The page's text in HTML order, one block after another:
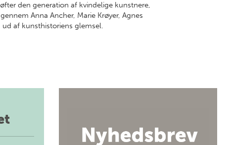
den generation af kvindelige kunstnere,
Anna Ancher, Marie Krøyer, Agnes
af kunsthistoriens glemsel.